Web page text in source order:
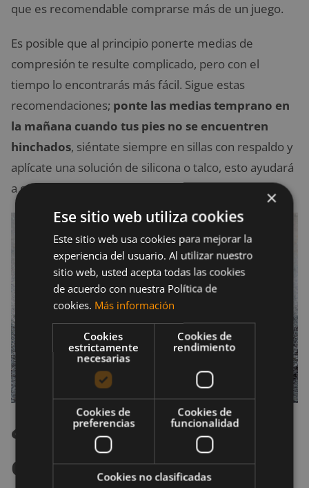
que es recomendable comprarse más de un juego.
Es posible que al principio ponerte medias de
compresión te resulte complicado, pero con el
tiempo lo encontrarás más fácil. Sigue estas
recomendaciones; ponte las medias temprano en
la mañana cuando tus pies no se encuentren
hinchados, siéntate siempre en sillas con respaldo y
aplícate una solución de silicona o talco, esto ayudará
a que tus medias se deslicen mejor.
¿Qué medias de
compresión debo
×
Ese sitio web utiliza cookies
Este sitio web usa cookies para mejorar la
experiencia del usuario. Al utilizar nuestro
sitio web, usted acepta todas las cookies
de acuerdo con nuestra Política de
cookies. Más información
Cookies
estrictamente
necesarias
Cookies de
rendimiento
Cookies de
preferencias
Cookies de
funcionalidad
Cookies no clasificadas